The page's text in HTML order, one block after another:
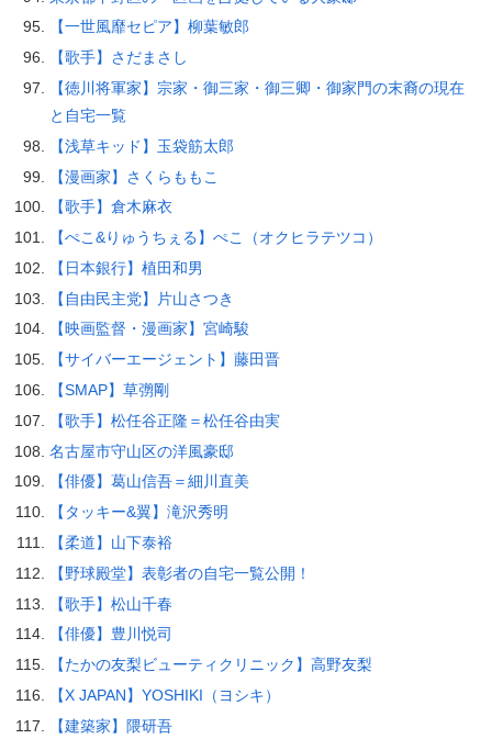
【一世風靡セピア】柳葉敏郎
【歌手】さだまさし
【徳川将軍家】宗家・御三家・御三卿・御家門の末裔の現在
と自宅一覧
【浅草キッド】玉袋筋太郎
【漫画家】さくらももこ
【歌手】倉木麻衣
【ぺこ&りゅうちぇる】ぺこ（オクヒラテツコ）
【日本銀行】植田和男
【自由民主党】片山さつき
【映画監督・漫画家】宮崎駿
【サイバーエージェント】藤田晋
【SMAP】草彅剛
【歌手】松任谷正隆＝松任谷由実
名古屋市守山区の洋風豪邸
【俳優】葛山信吾＝細川直美
【タッキー&翼】滝沢秀明
【柔道】山下泰裕
【野球殿堂】表彰者の自宅一覧公開！
【歌手】松山千春
【俳優】豊川悦司
【たかの友梨ビューティクリニック】高野友梨
【X JAPAN】YOSHIKI（ヨシキ）
【建築家】隈研吾